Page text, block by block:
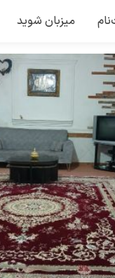
میزبان شوید